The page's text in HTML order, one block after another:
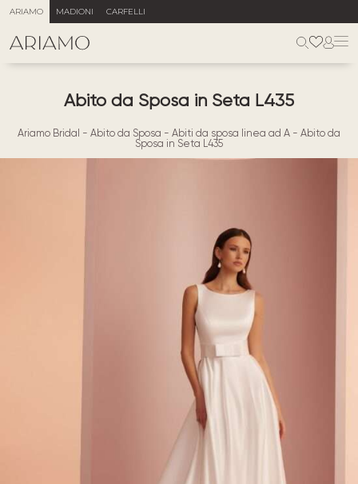
ARIAMO MADIONI CARFELLI
Abito da Sposa in Seta L435
Ariamo Bridal - Abito da Sposa - Abiti da sposa linea ad A - Abito da
Sposa in Seta L435